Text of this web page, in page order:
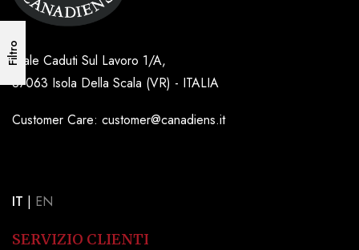
FiltroViale Caduti Sul Lavoro 1/A,
37063 Isola Della Scala (VR) - ITALIA
Customer Care: customer@canadiens.it
IT | EN
SERVIZIO CLIENTI